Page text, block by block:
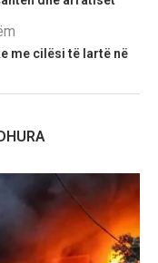
me cilësi të lartë në